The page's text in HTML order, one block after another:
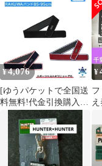
ほPayPayドーム
¥4,076
[ゆうパケットで全国送
料無料!代金引換購入不
可／配達日時指定不可]
ファイテン(PHITEN)
RAKUWAバンド
(85cm・95cm) 腰用 1枚
入(スポーツベルト)
¥